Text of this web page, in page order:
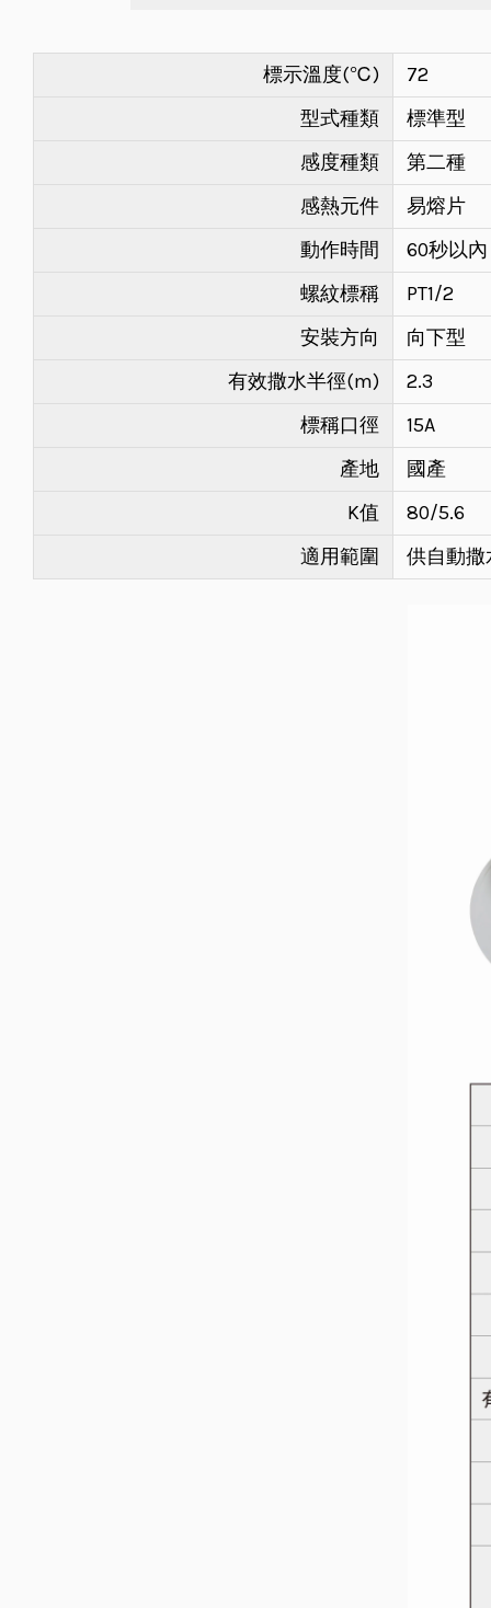
標示溫度(℃)
72
型式種類
標準型
感度種類
第二種
感熱元件
易熔片
動作時間
60秒以內
螺紋標稱
PT1/2
安裝方向
向下型
有效撒水半徑(m)
2.3
標稱口徑
15A
產地
國產
K值
80/5.6
適用範圍
供自動